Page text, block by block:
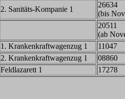
2. Sanitäts-Kompanie 1
26634
(bis
20511
(ab
1. Krankenkraftwagenzug 1
11047
2. Krankenkraftwagenzug 1
08860
Feldlazarett 1
17278